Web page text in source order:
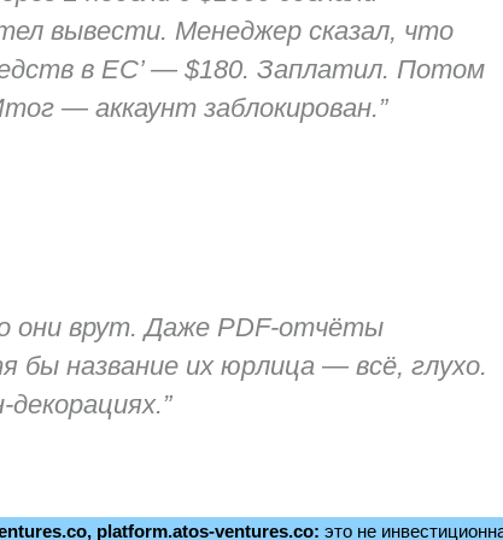
вывести. Менеджер сказал, что
в ЕС’ — $180. Заплатил. Потом
— аккаунт заблокирован.”
они врут. Даже PDF-отчёты
бы название их юрлица — всё, глухо.
platform.atos-ventures.co: это не